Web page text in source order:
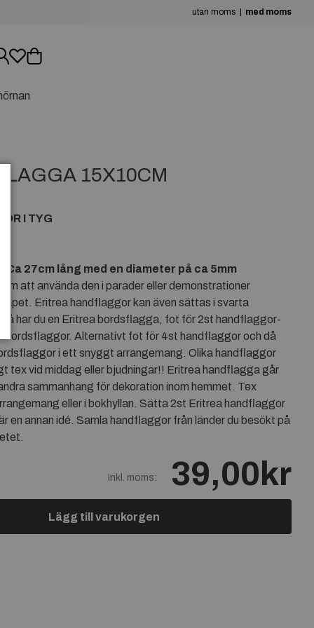
utan moms med moms
15X10CM
I TYG
Ca 27cm lång med en diameter på ca 5mm
att använda den i parader eller demonstrationer
Eritrea handflaggor kan även sättas i svarta
har du en Eritrea bordsflagga, fot för 2st handflaggor-
bordsflaggor. Alternativt fot för 4st handflaggor och då
i ett snyggt arrangemang. Olika handflaggor
tex vid middag eller bjudningar!! Eritrea handflagga går
sammanhang för dekoration inom hemmet. Tex
eller i bokhyllan. Sätta 2st Eritrea handflaggor
en annan idé. Samla handflaggor från länder du besökt på
Inkl. moms: 39,00kr
Lägg till varukorgen